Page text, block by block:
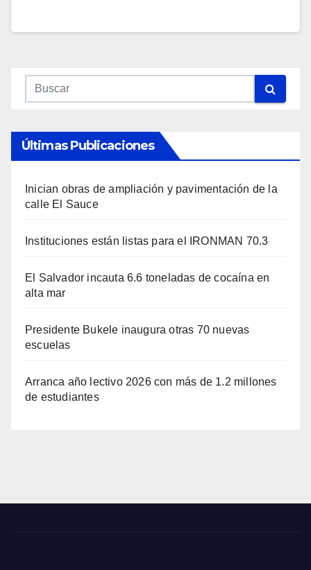
Últimas Publicaciones
Inician obras de ampliación y pavimentación de la
calle El Sauce
Instituciones están listas para el IRONMAN 70.3
El Salvador incauta 6.6 toneladas de cocaína en
alta mar
Presidente Bukele inaugura otras 70 nuevas
escuelas
Arranca año lectivo 2026 con más de 1.2 millones
de estudiantes